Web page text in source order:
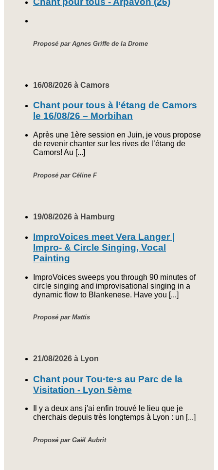
Proposé par Agnes Griffe de la Drome
16/08/2026 à Camors
Chant pour tous à l’étang de Camors
le 16/08/26 – Morbihan
Après une 1ère session en Juin, je vous propose
de revenir chanter sur les rives de l’étang de
Camors! Au [...]
Proposé par Céline F
19/08/2026 à Hamburg
ImproVoices meet Vera Langer |
Impro- & Circle Singing, Vocal
Painting
ImproVoices sweeps you through 90 minutes of
circle singing and improvisational singing in a
dynamic flow to Blankenese. Have you [...]
Proposé par Mattis
21/08/2026 à Lyon
Chant pour Tou·te·s au Parc de la
Visitation - Lyon 5ème
Il y a deux ans j'ai enfin trouvé le lieu que je
cherchais depuis très longtemps à Lyon : un [...]
Proposé par Gaël Aubrit